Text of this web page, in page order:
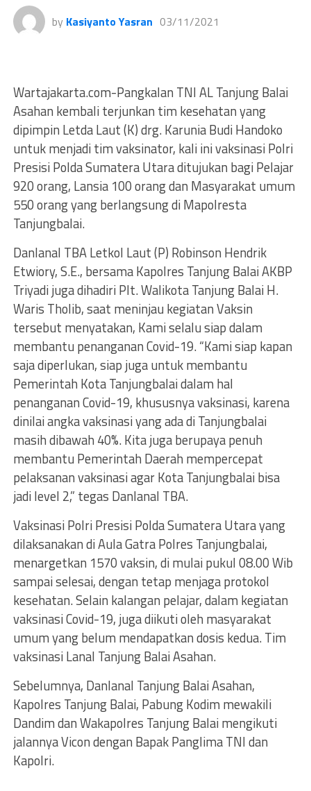
by Kasiyanto Yasran 03/11/2021
Wartajakarta.com-Pangkalan TNI AL Tanjung Balai
Asahan kembali terjunkan tim kesehatan yang
dipimpin Letda Laut (K) drg. Karunia Budi Handoko
untuk menjadi tim vaksinator, kali ini vaksinasi Polri
Presisi Polda Sumatera Utara ditujukan bagi Pelajar
920 orang, Lansia 100 orang dan Masyarakat umum
550 orang yang berlangsung di Mapolresta
Tanjungbalai.
Danlanal TBA Letkol Laut (P) Robinson Hendrik
Etwiory, S.E., bersama Kapolres Tanjung Balai AKBP
Triyadi juga dihadiri Plt. Walikota Tanjung Balai H.
Waris Tholib, saat meninjau kegiatan Vaksin
tersebut menyatakan, Kami selalu siap dalam
membantu penanganan Covid-19. “Kami siap kapan
saja diperlukan, siap juga untuk membantu
Pemerintah Kota Tanjungbalai dalam hal
penanganan Covid-19, khususnya vaksinasi, karena
dinilai angka vaksinasi yang ada di Tanjungbalai
masih dibawah 40%. Kita juga berupaya penuh
membantu Pemerintah Daerah mempercepat
pelaksanan vaksinasi agar Kota Tanjungbalai bisa
jadi level 2,” tegas Danlanal TBA.
Vaksinasi Polri Presisi Polda Sumatera Utara yang
dilaksanakan di Aula Gatra Polres Tanjungbalai,
menargetkan 1570 vaksin, di mulai pukul 08.00 Wib
sampai selesai, dengan tetap menjaga protokol
kesehatan. Selain kalangan pelajar, dalam kegiatan
vaksinasi Covid-19, juga diikuti oleh masyarakat
umum yang belum mendapatkan dosis kedua. Tim
vaksinasi Lanal Tanjung Balai Asahan.
Sebelumnya, Danlanal Tanjung Balai Asahan,
Kapolres Tanjung Balai, Pabung Kodim mewakili
Dandim dan Wakapolres Tanjung Balai mengikuti
jalannya Vicon dengan Bapak Panglima TNI dan
Kapolri.